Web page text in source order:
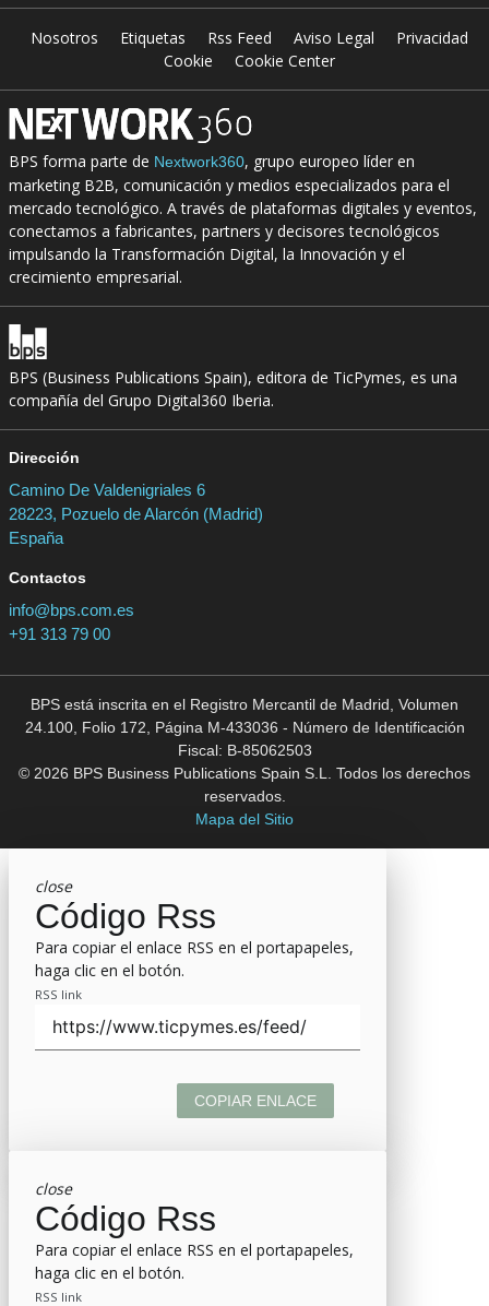
Nosotros Etiquetas Rss Feed Aviso Legal
Privacidad
Cookie
Cookie Center
BPS forma parte de Nextwork360, grupo europeo líder en
marketing B2B, comunicación y medios especializados para el
mercado tecnológico. A través de plataformas digitales y eventos,
conectamos a fabricantes, partners y decisores tecnológicos
impulsando la Transformación Digital, la Innovación y el
crecimiento empresarial.
BPS (Business Publications Spain), editora de TicPymes, es una
compañía del Grupo Digital360 Iberia.
Dirección
Camino De Valdenigriales 6
28223, Pozuelo de Alarcón (Madrid)
España
Contactos
info@bps.com.es
+91 313 79 00
BPS está inscrita en el Registro Mercantil de Madrid, Volumen
24.100, Folio 172, Página M-433036 - Número de Identificación
Fiscal: B-85062503
© 2026 BPS Business Publications Spain S.L. Todos los derechos
reservados.
Mapa del Sitio
close
Código Rss
Para copiar el enlace RSS en el portapapeles,
haga clic en el botón.
RSS link
COPIAR ENLACE
close
Código Rss
Para copiar el enlace RSS en el portapapeles,
haga clic en el botón.
RSS link